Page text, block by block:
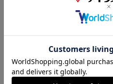
イテム。 【掃除機がけもスム
かけられる！引き出しにも引
コンパクトに畳むことが可能
機種によりご使用いただけな
房対応でオールシーズン重宝】
※製品は予告なく仕様を変更す
じめご了承ください。